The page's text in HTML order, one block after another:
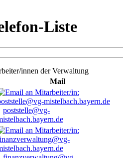
Liste
innen der Verwaltung
Mail
poststelle@vg-